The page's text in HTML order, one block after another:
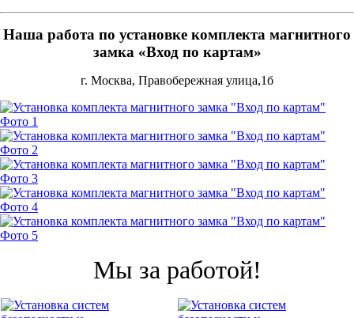
Наша работа по установке комплекта магнитного
замка «Вход по картам»
г. Москва, Правобережная улица,1б
Мы за работой!